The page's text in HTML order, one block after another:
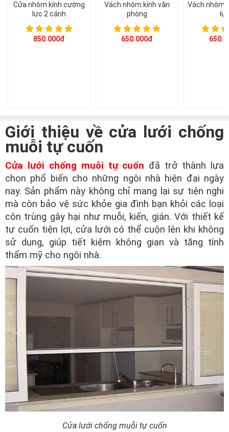
Cửa nhôm kính cường
lực 2 cánh
850.000đ
Vách nhôm kính văn
phòng
650.000đ
Vách nhôm
Giới thiệu về cửa lưới chống
muỗi tự cuốn
Cửa lưới chống muỗi tự cuốn đã trở thành lựa
chọn phổ biến cho những ngôi nhà hiện đại ngày
nay. Sản phẩm này không chỉ mang lại sự tiện nghi
mà còn bảo vệ sức khỏe gia đình bạn khỏi các loại
côn trùng gây hại như muỗi, kiến, gián. Với thiết kế
tự cuốn tiện lợi, cửa lưới có thể cuộn lên khi không
sử dụng, giúp tiết kiệm không gian và tăng tính
thẩm mỹ cho ngôi nhà.
Cửa lưới chống muỗi tự cuốn